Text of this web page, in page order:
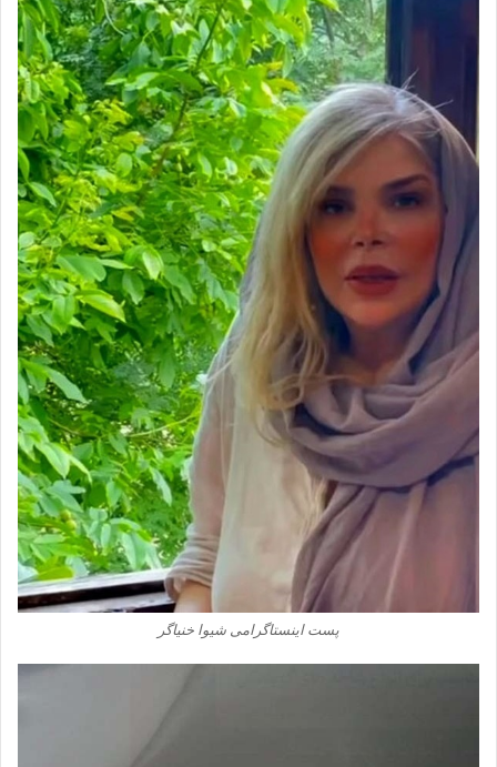
پست اینستاگرامی شیوا خنیاگر